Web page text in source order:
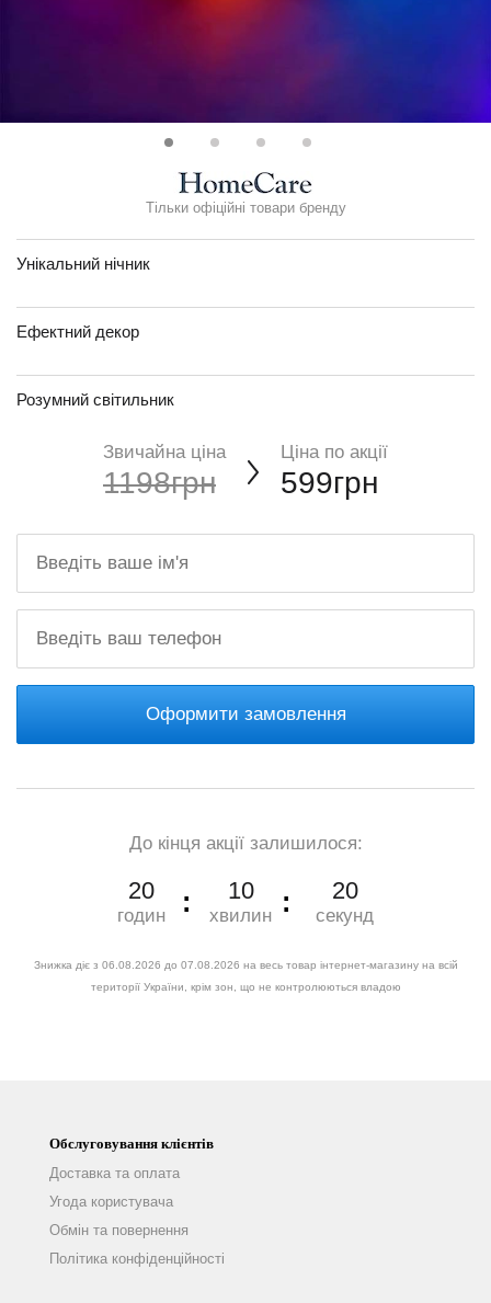
Тільки офіційні товари бренду
Унікальний нічник
Ефектний декор
Розумний світильник
Звичайна ціна
1198грн
Ціна по акції
599грн
Оформити замовлення
До кінця акції залишилося:
20
годин
10
хвилин
18
секунд
Знижка діє з 06.08.2026 до 07.08.2026 на весь товар інтернет-магазину на всій
території України, крім зон, що не контролюються владою
Обслуговування клієнтів
Доставка та оплата
Угода користувача
Обмін та повернення
Політика конфіденційності